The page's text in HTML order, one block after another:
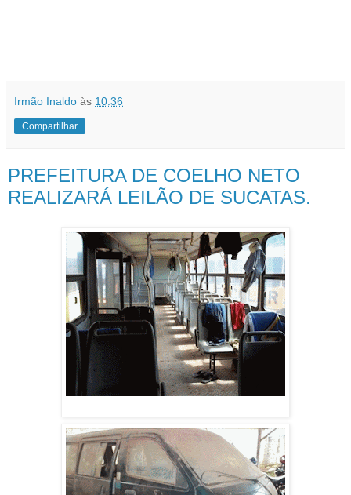
Irmão Inaldo às 10:36
Compartilhar
PREFEITURA DE COELHO NETO
REALIZARÁ LEILÃO DE SUCATAS.